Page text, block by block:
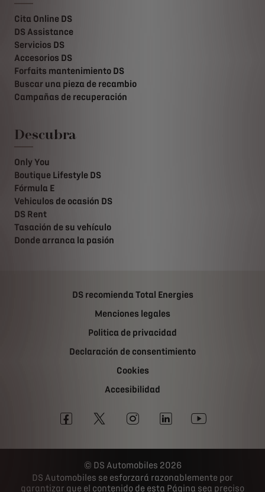
Cita Online DS
DS Assistance
Servicios DS
Accesorios DS
Forfaits mantenimiento DS
Buscar una pieza de recambio
Campañas de recuperación
Descubra
Only You
Boutique Lifestyle DS
Fórmula E
Vehiculos de ocasión DS
DS Rent
Tasación de su vehículo
Donde arranca la pasión
DS recomienda Total Energies
Menciones legales
Politica de privacidad
Declaración de consentimiento
Cookies
Accesibilidad
DS Automobiles 2026
DS Automobiles se esforzará razonablemente por
garantizar que el contenido de esta Página sea preciso